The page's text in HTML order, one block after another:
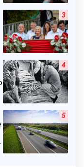
3
4
5